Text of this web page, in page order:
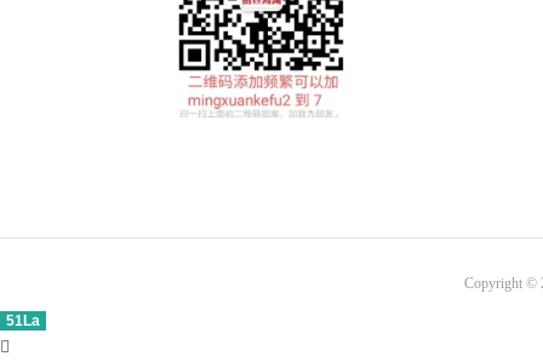
Copyright ©
51La
